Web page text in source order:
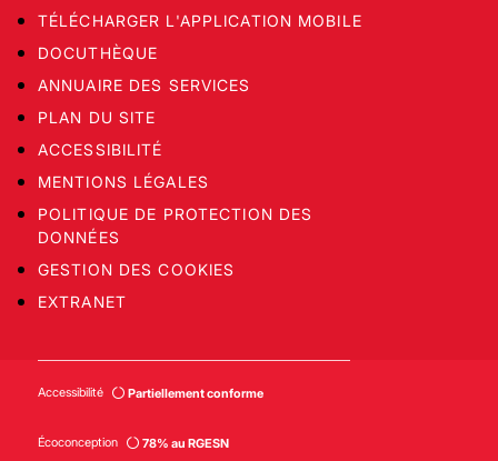
TÉLÉCHARGER L'APPLICATION MOBILE
DOCUTHÈQUE
ANNUAIRE DES SERVICES
PLAN DU SITE
ACCESSIBILITÉ
MENTIONS LÉGALES
POLITIQUE DE PROTECTION DES
DONNÉES
GESTION DES COOKIES
EXTRANET
Accessibilité Partiellement conforme
Écoconception 78% au RGESN